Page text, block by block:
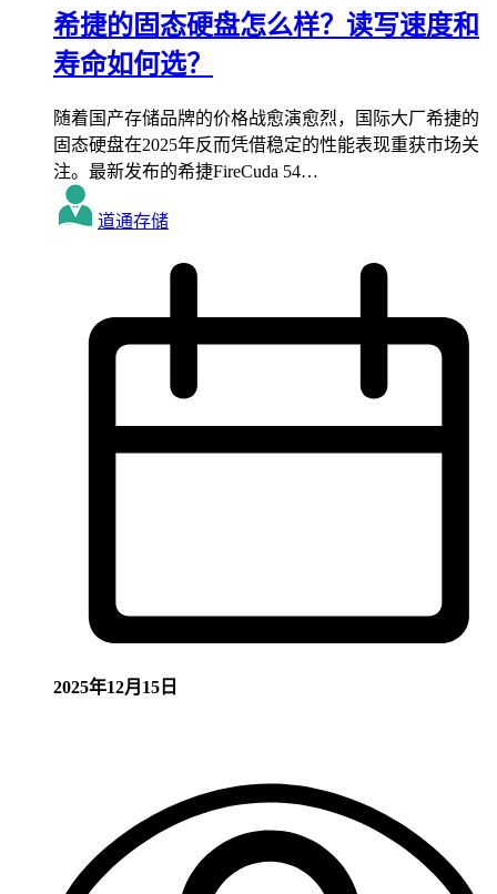
希捷的固态硬盘怎么样？读写速度和
寿命如何选？
随着国产存储品牌的价格战愈演愈烈，国际大厂希捷的
固态硬盘在2025年反而凭借稳定的性能表现重获市场关
注。最新发布的希捷FireCuda 54…
道通存储
2025年12月15日